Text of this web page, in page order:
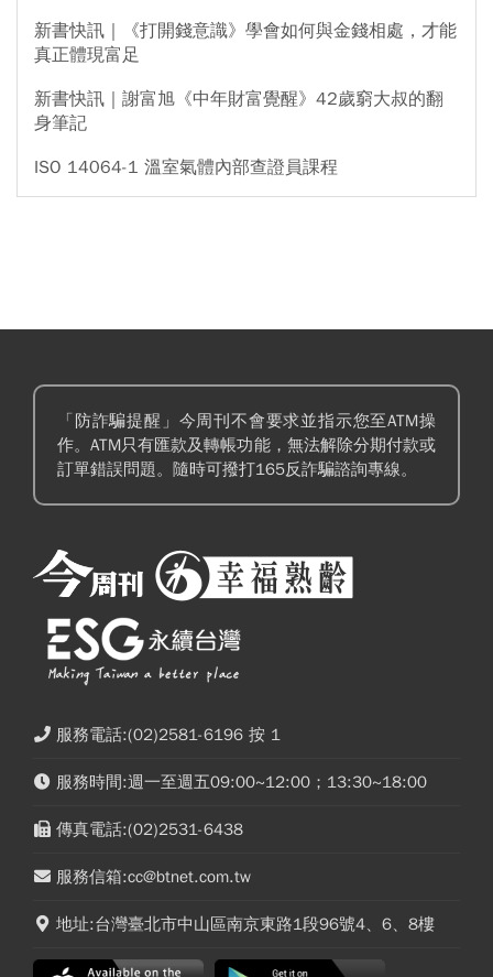
新書快訊｜《打開錢意識》學會如何與金錢相處，才能
真正體現富足
新書快訊｜謝富旭《中年財富覺醒》42歲窮大叔的翻
身筆記
ISO 14064-1 溫室氣體內部查證員課程
「防詐騙提醒」今周刊不會要求並指示您至ATM操
作。ATM只有匯款及轉帳功能，無法解除分期付款或
訂單錯誤問題。隨時可撥打165反詐騙諮詢專線。
服務電話:(02)2581-6196 按 1
服務時間:週一至週五09:00~12:00；13:30~18:00
傳真電話:(02)2531-6438
服務信箱:cc@btnet.com.tw
地址:台灣臺北市中山區南京東路1段96號4、6、8樓